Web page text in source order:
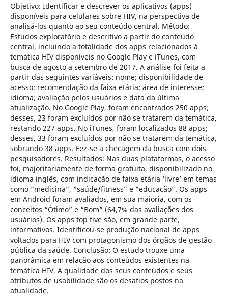
Objetivo: Identificar e descrever os aplicativos (apps)
disponíveis para celulares sobre HIV, na perspectiva de
analisá-los quanto ao seu conteúdo central. Método:
Estudos exploratório e descritivo a partir do conteúdo
central, incluindo a totalidade dos apps relacionados à
temática HIV disponíveis no Google Play e iTunes, com
busca de agosto a setembro de 2017. A análise foi feita a
partir das seguintes variáveis: nome; disponibilidade de
acesso; recomendação da faixa etária; área de interesse;
idioma; avaliação pelos usuários e data da última
atualização. No Google Play, foram encontrados 250 apps;
desses, 23 foram excluídos por não se tratarem da temática,
restando 227 apps. No iTunes, foram localizados 88 apps;
desses, 33 foram excluídos por não se tratarem da temática,
sobrando 38 apps. Fez-se a checagem da busca com dois
pesquisadores. Resultados: Nas duas plataformas, o acesso
foi, majoritariamente de forma gratuita, disponibilizado no
idioma inglês, com indicação de faixa etária ‘livre’ em temas
como “medicina”, “saúde/fitness” e “educação”. Os apps
em Android foram avaliados, em sua maioria, com os
conceitos “Ótimo” e “Bom” (64,7% das avaliações dos
usuários). Os apps top five são, em grande parte,
informativos. Identificou-se produção nacional de apps
voltados para HIV com protagonismo dos órgãos de gestão
pública da saúde. Conclusão: O estudo trouxe uma
panorâmica em relação aos conteúdos existentes na
temática HIV. A qualidade dos seus conteúdos e seus
atributos de usabilidade são os desafios postos na
atualidade.